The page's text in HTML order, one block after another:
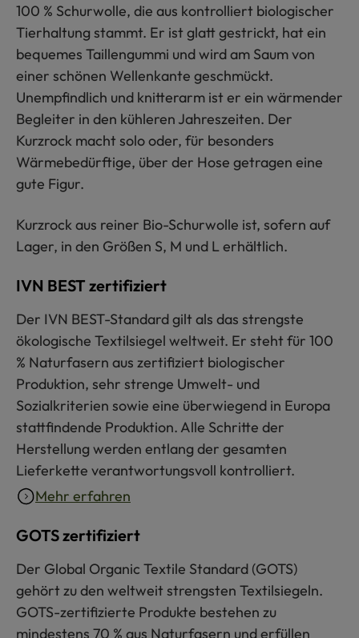
100 % Schurwolle, die aus kontrolliert biologischer
Tierhaltung stammt. Er ist glatt gestrickt, hat ein
bequemes Taillengummi und wird am Saum von
einer schönen Wellenkante geschmückt.
Unempfindlich und knitterarm ist er ein wärmender
Begleiter in den kühleren Jahreszeiten. Der
Kurzrock macht solo oder, für besonders
Wärmebedürftige, über der Hose getragen eine
gute Figur.
Kurzrock aus reiner Bio-Schurwolle ist, sofern auf
Lager, in den Größen S, M und L erhältlich.
IVN BEST zertifiziert
Der IVN BEST-Standard gilt als das strengste
ökologische Textilsiegel weltweit. Er steht für 100
% Naturfasern aus zertifiziert biologischer
Produktion, sehr strenge Umwelt- und
Sozialkriterien sowie eine überwiegend in Europa
stattfindende Produktion. Alle Schritte der
Herstellung werden entlang der gesamten
Lieferkette verantwortungsvoll kontrolliert.
Mehr erfahren
GOTS zertifiziert
Der Global Organic Textile Standard (GOTS)
gehört zu den weltweit strengsten Textilsiegeln.
GOTS-zertifizierte Produkte bestehen zu
mindestens 70 % aus Naturfasern und erfüllen